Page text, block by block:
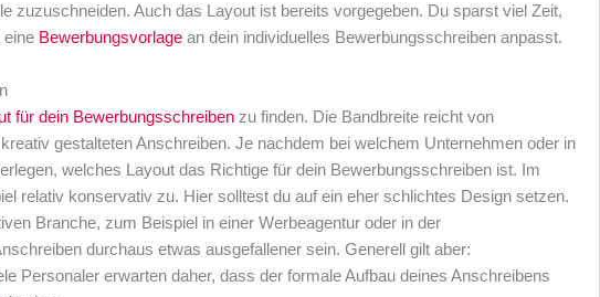
zuzuschneiden. Auch das Layout ist bereits vorgegeben. Du sparst viel Zeit,
eine Bewerbungsvorlage an dein individuelles Bewerbungsschreiben anpasst.
für dein Bewerbungsschreiben zu finden. Die Bandbreite reicht von
gestalteten Anschreiben. Je nachdem bei welchem Unternehmen oder in
welches Layout das Richtige für dein Bewerbungsschreiben ist. Im
relativ konservativ zu. Hier solltest du auf ein eher schlichtes Design setzen.
Branche, zum Beispiel in einer Werbeagentur oder in der
durchaus etwas ausgefallener sein. Generell gilt aber:
Personaler erwarten daher, dass der formale Aufbau deines Anschreibens